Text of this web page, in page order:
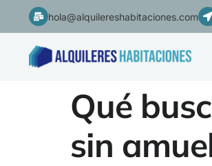
hola@alquilereshabitaciones.com
Qué
sin